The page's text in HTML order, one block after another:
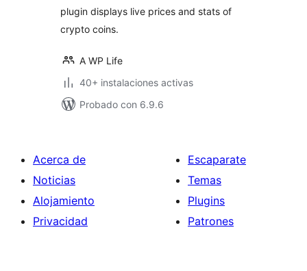
plugin displays live prices and stats of
crypto coins.
A WP Life
40+ instalaciones activas
Probado con 6.9.6
Acerca de
Noticias
Alojamiento
Privacidad
Escaparate
Temas
Plugins
Patrones